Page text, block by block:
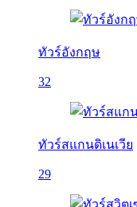
ทัวร์อังกฤษ
32
ทัวร์สแกนดิเนเวีย
29